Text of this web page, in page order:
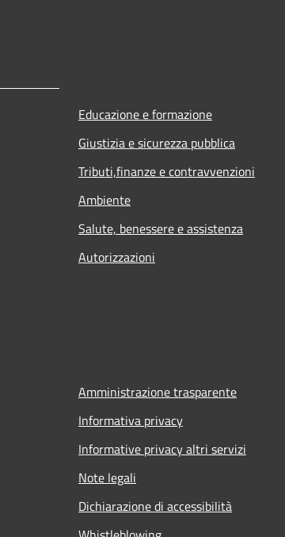
Educazione e formazione
Giustizia e sicurezza pubblica
Tributi,finanze e contravvenzioni
Ambiente
Salute, benessere e assistenza
Autorizzazioni
Amministrazione trasparente
Informativa privacy
Informative privacy altri servizi
Note legali
Dichiarazione di accessibilità